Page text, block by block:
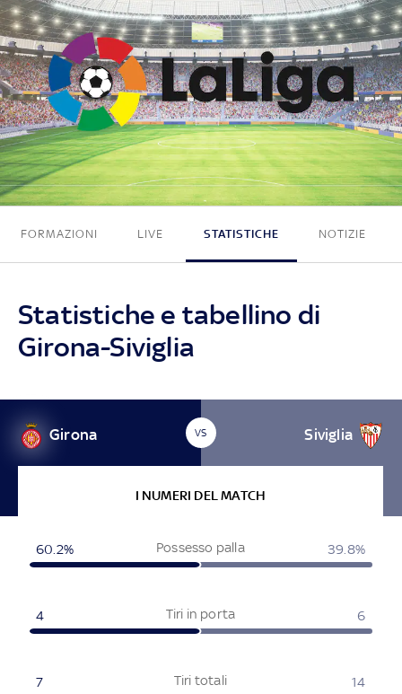
1 - 2
FORMAZIONI LIVE STATISTICHE NOTIZIE
Statistiche e tabellino di
Girona-Siviglia
Girona VS Siviglia
I NUMERI DEL MATCH
Possesso palla
60.2% 39.8%
Tiri in porta
4 6
Tiri totali
7 14